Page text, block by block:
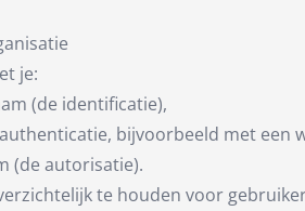
je:
(de identificatie),
bijvoorbeeld met een
(de autorisatie).
te houden voor